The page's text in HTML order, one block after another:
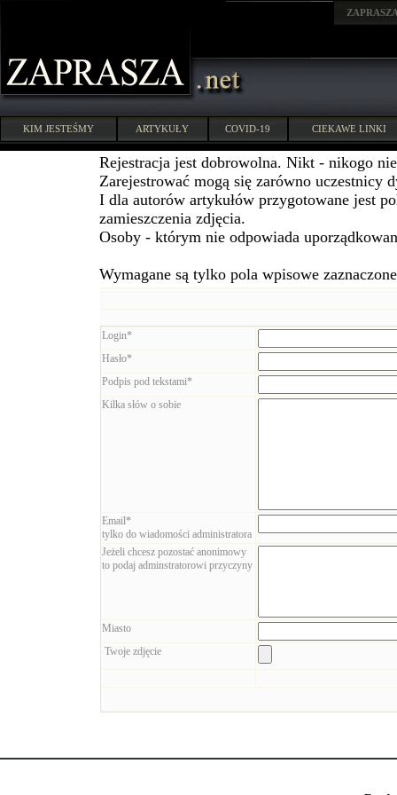
KIM JESTEŚMY ARTYKUŁY COVID-19 CIEKAWE LINKI
Rejestracja jest dobrowolna. Nikt - nikogo
Zarejestrować mogą się zarówno uczestnicy
I dla autorów artykułów przygotowane jest
zamieszczenia zdjęcia.
Osoby - którym nie odpowiada
Wymagane są tylko pola wpisowe
Login*
Hasło*
Podpis pod tekstami*
Kilka słów o sobie
Email*
tylko do wiadomości administratora
Jeżeli chcesz pozostać anonimowy
to podaj adminstratorowi przyczyny
Miasto
Twoje zdjęcie